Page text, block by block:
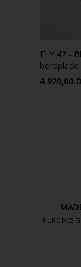
FLY 42 -
bordplade
4.920,00
PURE